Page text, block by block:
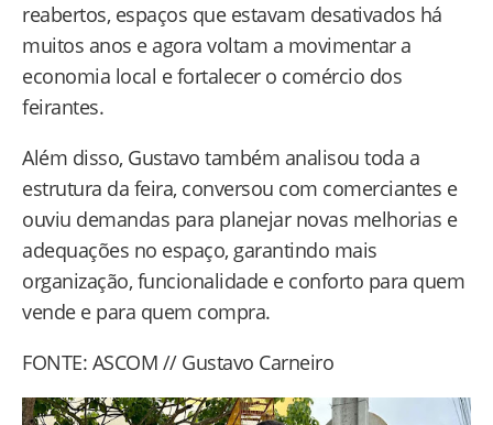
reabertos, espaços que estavam desativados há
muitos anos e agora voltam a movimentar a
economia local e fortalecer o comércio dos
feirantes.
Além disso, Gustavo também analisou toda a
estrutura da feira, conversou com comerciantes e
ouviu demandas para planejar novas melhorias e
adequações no espaço, garantindo mais
organização, funcionalidade e conforto para quem
vende e para quem compra.
FONTE: ASCOM // Gustavo Carneiro